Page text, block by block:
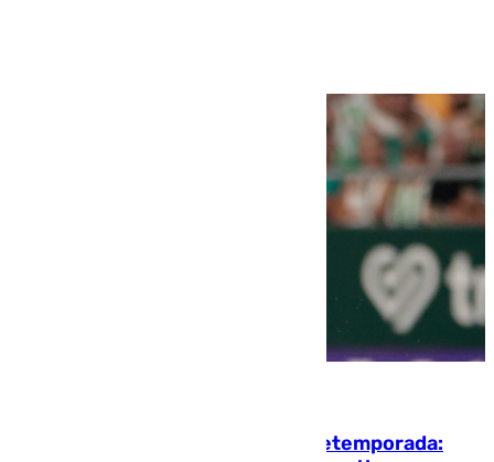
La ‘delicatessen’ de Isco en la pretemporada: